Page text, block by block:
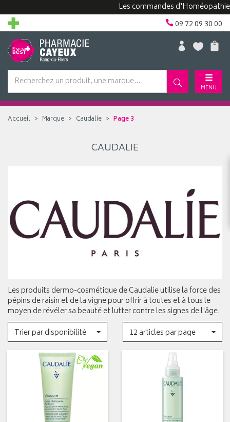
Les commandes d'Homéopathie
09 72 09 30 00
MENU
Accueil Marque Caudalie Page 3
CAUDALIE
Les produits dermo-cosmétique de Caudalie utilise la force des
pépins de raisin et de la vigne pour offrir à toutes et à tous le
moyen de révéler sa beauté et lutter contre les signes de l'âge.
Trier par disponibilité
12 articles par page